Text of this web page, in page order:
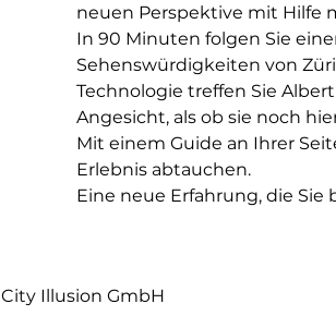
neuen Perspektive mit Hilfe
In 90 Minuten folgen Sie
Sehenswürdigkeiten von
Technologie treffen Sie
Angesicht, als ob sie noch
Mit einem Guide an Ihrer
Erlebnis abtauchen.
Eine neue Erfahrung, die
City Illusion GmbH